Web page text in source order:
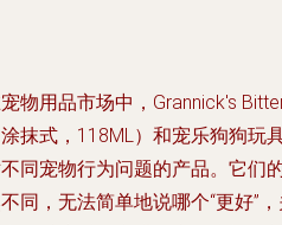
物用品市场中，Grannick's
抹式，118ML）和宠乐狗狗玩
同宠物行为问题的产品。它们
同，无法简单地说哪个“更好”